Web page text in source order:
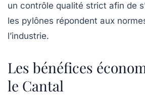
un contrôle qualité strict afin de
les pylônes répondent aux
l’industrie.
Les bénéfices
le Cantal